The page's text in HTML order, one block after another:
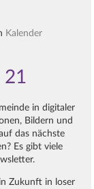
Kalender
21
in digitaler
Bildern und
das nächste
Es gibt viele
Zukunft in loser